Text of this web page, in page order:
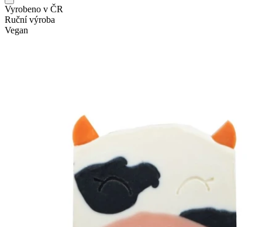
Vyrobeno v ČR
Ruční výroba
Vegan